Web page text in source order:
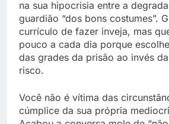
na sua hipocrisia entre a
guardião “dos bons costumes”.
currículo de fazer inveja, mas
pouco a cada dia porque
das grades da prisão ao invés
risco.
Você não é vítima das
cúmplice da sua própria